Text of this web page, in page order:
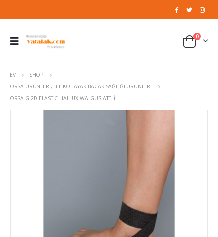
0
EV
SHOP
ORSA ÜRÜNLERI,
EL KOL AYAK BACAK SAĞLIĞI ÜRÜNLERI
ORSA G-2D ELASTIC HALLUX WALGUS ATELI